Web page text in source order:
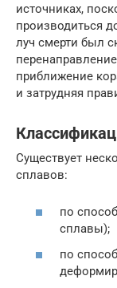
источниках,
производиться
луч смерти был
приближение
и затрудняя
Существует
сплавов:
по
сплавы);
по